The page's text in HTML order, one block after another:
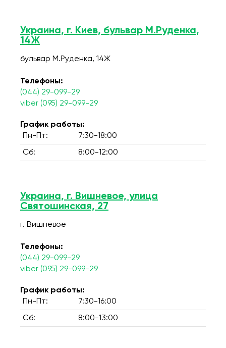
Украина, г. Киев, бульвар М.Руденка,
14Ж
бульвар М.Руденка, 14Ж
Телефоны:
(044) 29-099-29
viber (095) 29-099-29
График работы:
Пн-Пт:
7:30-18:00
Сб: 8:00-12:00
Украина, г. Вишневое, улица
Святошинская, 27
г. Вишнёвое
Телефоны:
(044) 29-099-29
viber (095) 29-099-29
График работы:
Пн-Пт:
7:30-16:00
Сб: 8:00-13:00